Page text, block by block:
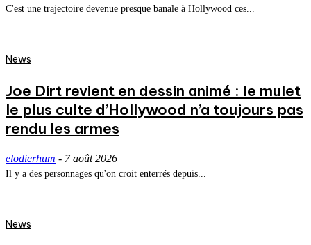
C'est une trajectoire devenue presque banale à Hollywood ces...
News
Joe Dirt revient en dessin animé : le mulet
le plus culte d’Hollywood n’a toujours pas
rendu les armes
elodierhum - 7 août 2026
Il y a des personnages qu'on croit enterrés depuis...
News